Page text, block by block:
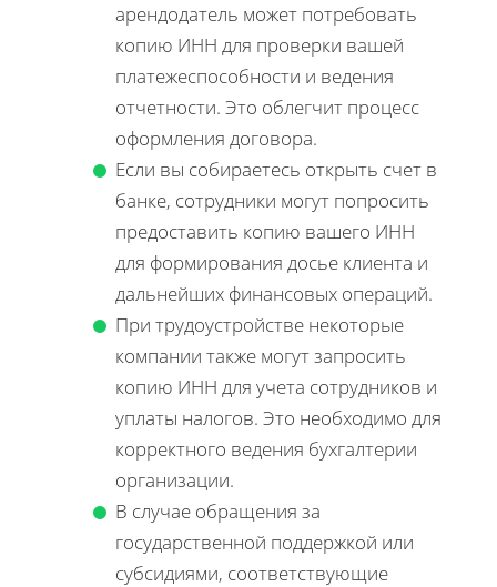
арендодатель может потребовать
копию ИНН для проверки вашей
платежеспособности и ведения
отчетности. Это облегчит процесс
оформления договора.
Если вы собираетесь открыть счет в
банке, сотрудники могут попросить
предоставить копию вашего ИНН
для формирования досье клиента и
дальнейших финансовых операций.
При трудоустройстве некоторые
компании также могут запросить
копию ИНН для учета сотрудников и
уплаты налогов. Это необходимо для
корректного ведения бухгалтерии
организации.
В случае обращения за
государственной поддержкой или
субсидиями, соответствующие